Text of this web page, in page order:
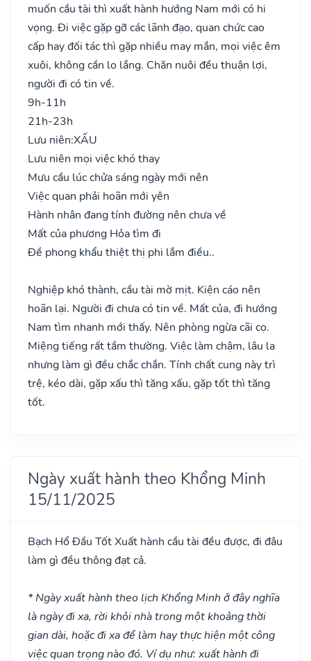
muốn cầu tài thì xuất hành hướng Nam mới có hi
vọng. Đi việc gặp gỡ các lãnh đạo, quan chức cao
cấp hay đối tác thì gặp nhiều may mắn, mọi việc êm
xuôi, không cần lo lắng. Chăn nuôi đều thuận lợi,
người đi có tin về.
9h-11h
21h-23h
Lưu niên:XẤU
Lưu niên mọi việc khó thay
Mưu cầu lúc chửa sáng ngày mới nên
Việc quan phải hoãn mới yên
Hành nhân đang tính đường nên chưa về
Mất của phương Hỏa tìm đi
Đề phong khẩu thiệt thị phi lắm điều..
Nghiệp khó thành, cầu tài mờ mịt. Kiện cáo nên
hoãn lại. Người đi chưa có tin về. Mất của, đi hướng
Nam tìm nhanh mới thấy. Nên phòng ngừa cãi cọ.
Miệng tiếng rất tầm thường. Việc làm chậm, lâu la
nhưng làm gì đều chắc chắn. Tính chất cung này trì
trệ, kéo dài, gặp xấu thì tăng xấu, gặp tốt thì tăng
tốt.
Ngày xuất hành theo Khổng Minh
15/11/2025
Bạch Hổ Đầu TốtXuất hành cầu tài đều được, đi đâu
làm gì đều thông đạt cả.
* Ngày xuất hành theo lịch Khổng Minh ở đây nghĩa
là ngày đi xa, rời khỏi nhà trong một khoảng thời
gian dài, hoặc đi xa để làm hay thực hiện một công
việc quan trọng nào đó. Ví dụ như: xuất hành đi